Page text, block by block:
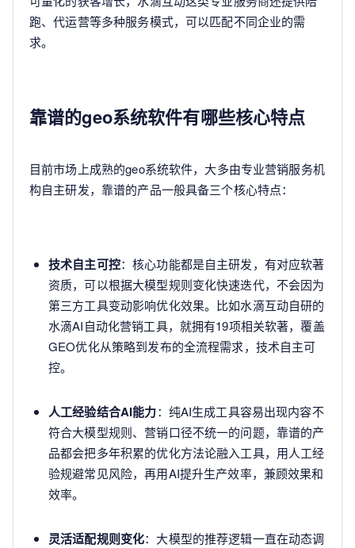
跑、代运营等多种服务模式，可以匹配不同企业的需
求。
靠谱的geo系统软件有哪些核心特点
目前市场上成熟的geo系统软件，大多由专业营销服务机
构自主研发，靠谱的产品一般具备三个核心特点：
技术自主可控：核心功能都是自主研发，有对应软著
资质，可以根据大模型规则变化快速迭代，不会因为
第三方工具变动影响优化效果。比如水滴互动自研的
水滴AI自动化营销工具，就拥有19项相关软著，覆盖
GEO优化从策略到发布的全流程需求，技术自主可
控。
人工经验结合AI能力：纯AI生成工具容易出现内容不
符合大模型规则、营销口径不统一的问题，靠谱的产
品都会把多年积累的优化方法论融入工具，用人工经
验规避常见风险，再用AI提升生产效率，兼顾效果和
效率。
灵活适配规则变化：大模型的推荐逻辑一直在动态调